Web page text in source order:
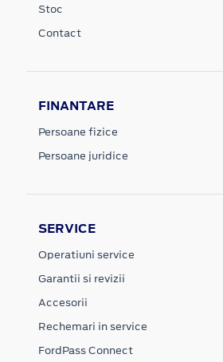
Stoc
Contact
FINANTARE
Persoane fizice
Persoane juridice
SERVICE
Operatiuni service
Garantii si revizii
Accesorii
Rechemari in service
FordPass Connect